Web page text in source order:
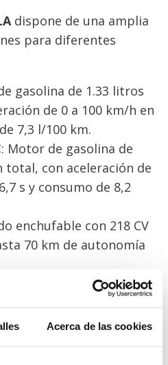
Acerca de las cookies
dispone de una amplia
para diferentes
gasolina de 1.33 litros
de 0 a 100 km/h en
7,3 l/100 km.
: Motor de gasolina de
total, con aceleración de
s y consumo de 8,2
enchufable con 218 CV
70 km de autonomía
: Versiones
CV respectivamente,
5,9 l/100 km.